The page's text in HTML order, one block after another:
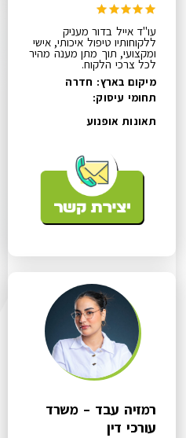
עו"ד אייל בדור מעניק
ללקוחותיו טיפול איכותי, אישי
ומקצועי, תוך מתן מענה מהיר
לכל צרכי הלקוח.
מיקום בארץ: חדרה
תחומי עיסוק:
תאונות אופנוע
רמזיה עבד – משרד
עורכי דין